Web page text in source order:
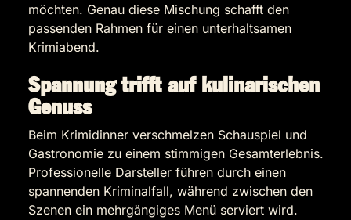
möchten. Genau diese Mischung schafft den
passenden Rahmen für einen unterhaltsamen
Krimiabend.
Spannung trifft auf kulinarischen
Genuss
Beim Krimidinner verschmelzen Schauspiel und
Gastronomie zu einem stimmigen Gesamterlebnis.
Professionelle Darsteller führen durch einen
spannenden Kriminalfall, während zwischen den
Szenen ein mehrgängiges Menü serviert wird.